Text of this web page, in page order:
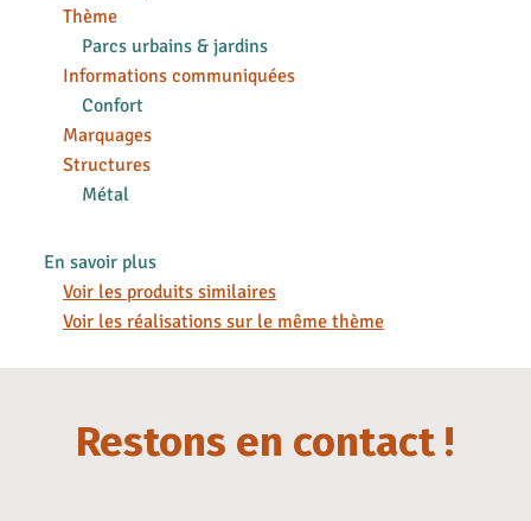
Thème
Parcs urbains & jardins
Informations communiquées
Confort
Marquages
Structures
Métal
En savoir plus
Voir les produits similaires
Voir les réalisations sur le même thème
Restons en contact !